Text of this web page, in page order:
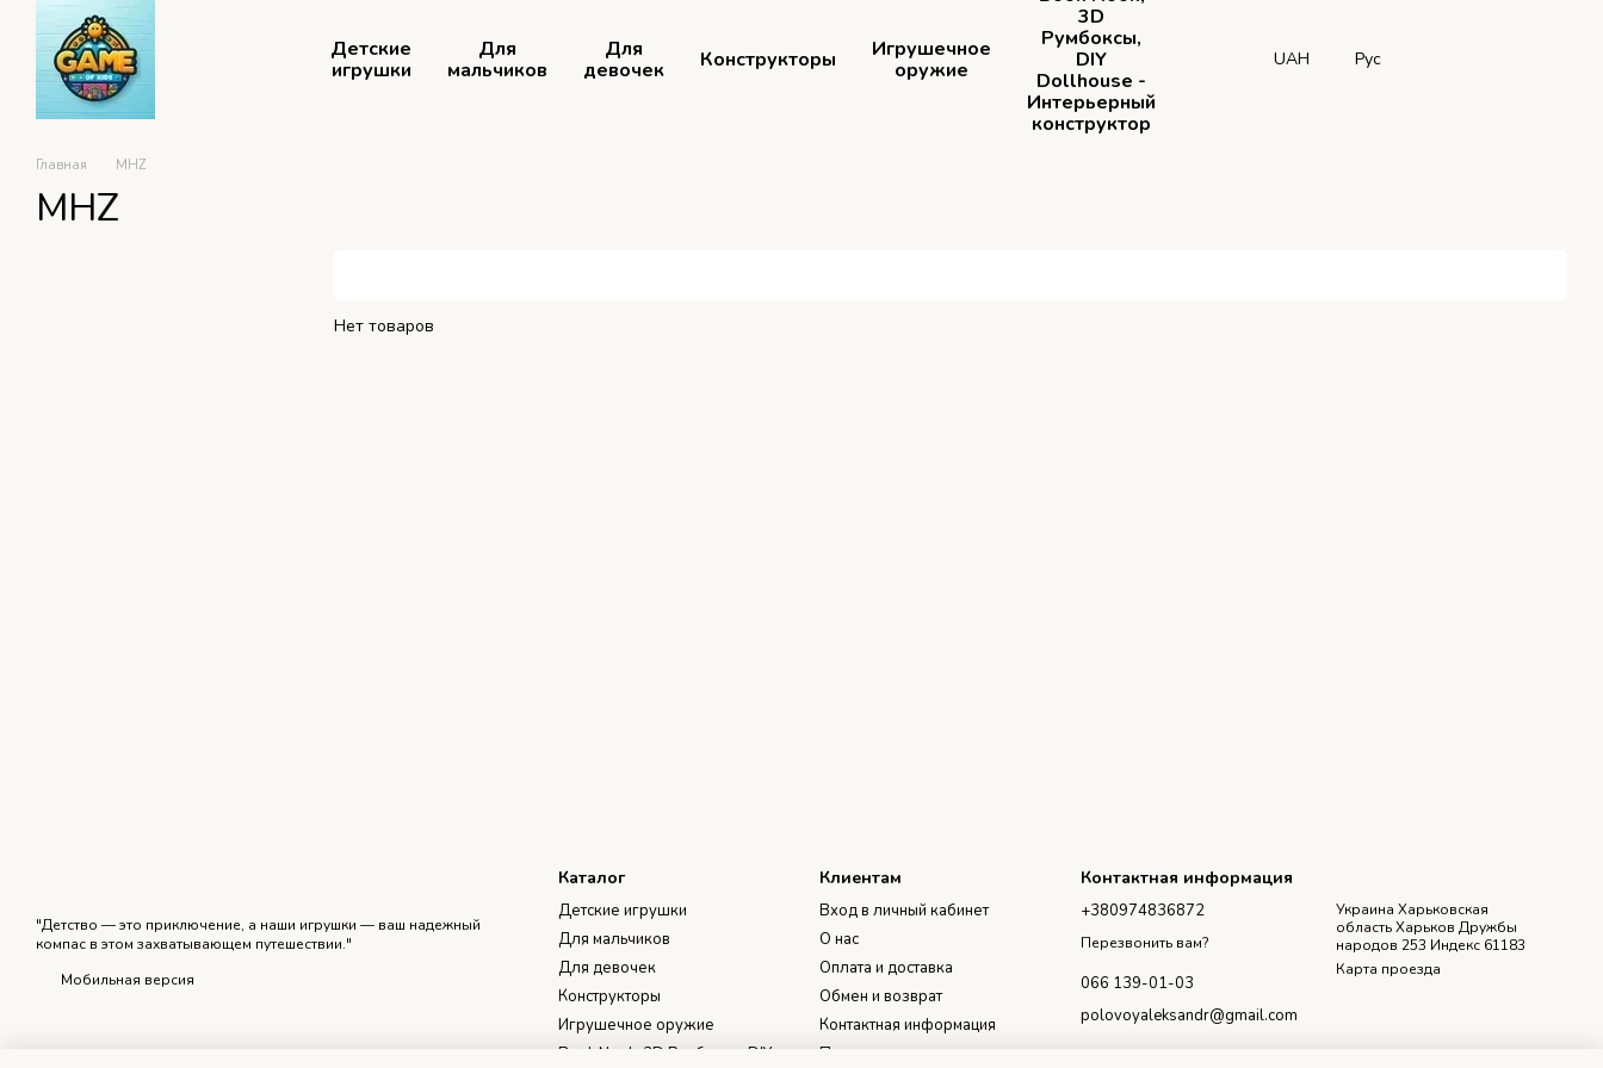
Перейти к основному контенту
Детские
игрушки
Для
мальчиков
Для
девочек
Конструкторы
Игрушечное
оружие
3D
Румбоксы,
DIY
Dollhouse -
Интерьерный
конструктор
UAH Рус
Главная MHZ
MHZ
Нет товаров
"Детство — это приключение, а наши игрушки — ваш надежный
компас в этом захватывающем путешествии."
Мобильная версия
Каталог
Детские игрушки
Для мальчиков
Для девочек
Конструкторы
Игрушечное оружие
Book Nook, 3D Румбоксы, DIY
Клиентам
Вход в личный кабинет
О нас
Оплата и доставка
Обмен и возврат
Контактная информация
Пользовательское
Контактная информация
+380974836872
Перезвонить вам?
066 139-01-03
polovoyaleksandr@gmail.com
Украина Харьковская
область Харьков Дружбы
народов 253 Индекс 61183
Карта проезда